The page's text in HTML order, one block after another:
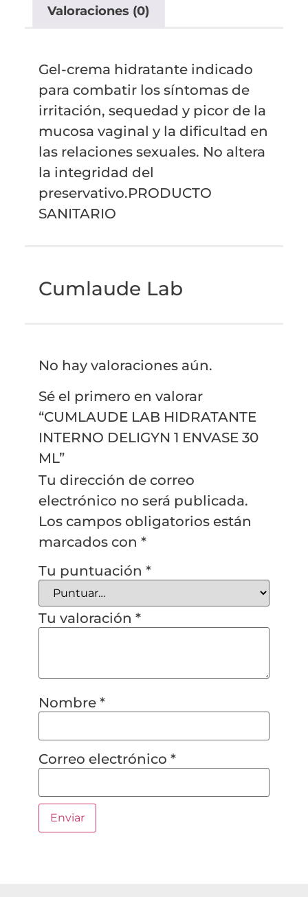
Valoraciones (0)
Gel-crema hidratante indicado
para combatir los síntomas de
irritación, sequedad y picor de la
mucosa vaginal y la dificultad en
las relaciones sexuales. No altera
la integridad del
preservativo.PRODUCTO
SANITARIO
Cumlaude Lab
No hay valoraciones aún.
Sé el primero en valorar
“CUMLAUDE LAB HIDRATANTE
INTERNO DELIGYN 1 ENVASE 30
ML”
Tu dirección de correo
electrónico no será publicada.
Los campos obligatorios están
marcados con *
Tu puntuación *
Tu valoración *
Nombre *
Correo electrónico *